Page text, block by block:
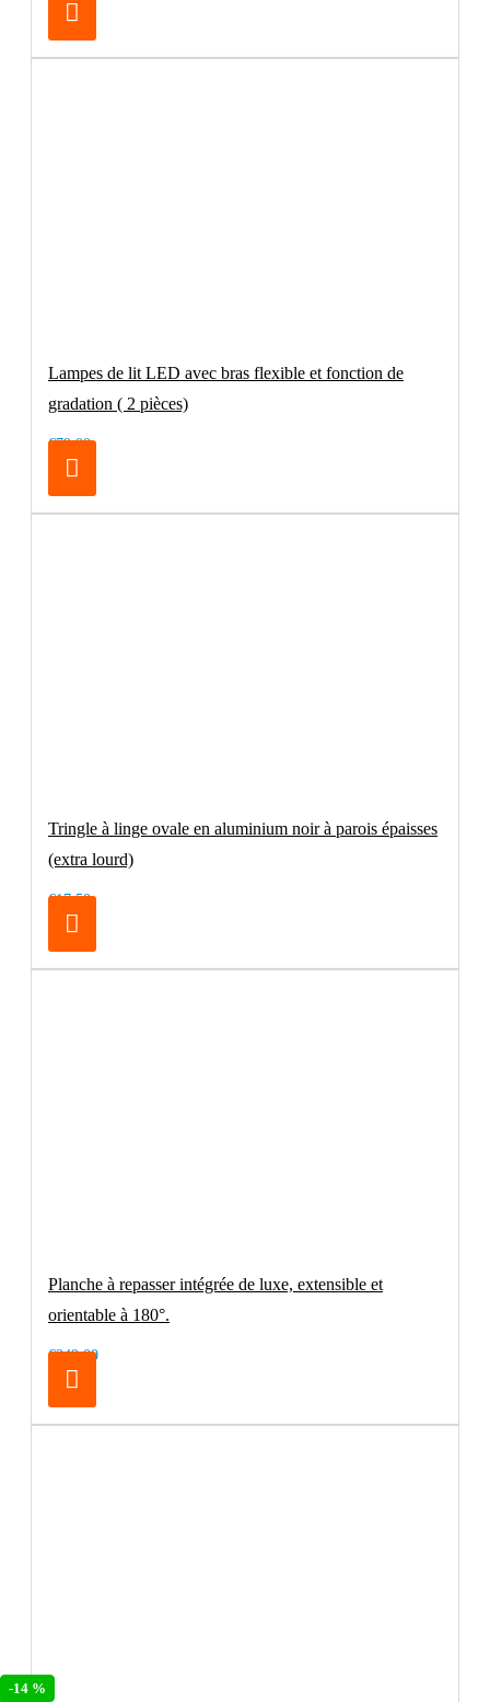
-14 %
Lampes de lit LED avec bras flexible et fonction de
gradation ( 2 pièces)
€79.00
Tringle à linge ovale en aluminium noir à parois épaisses
(extra lourd)
€17.50
Planche à repasser intégrée de luxe, extensible et
orientable à 180°.
€249.00